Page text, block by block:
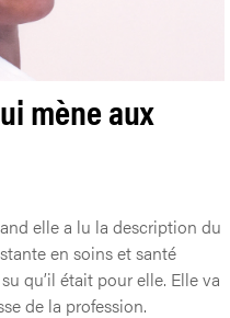
mène aux
elle a lu la description du
en soins et santé
qu’il était pour elle. Elle va
de la profession.